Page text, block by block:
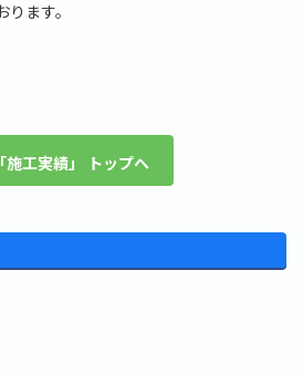
ます。
「施工実績」 トップへ